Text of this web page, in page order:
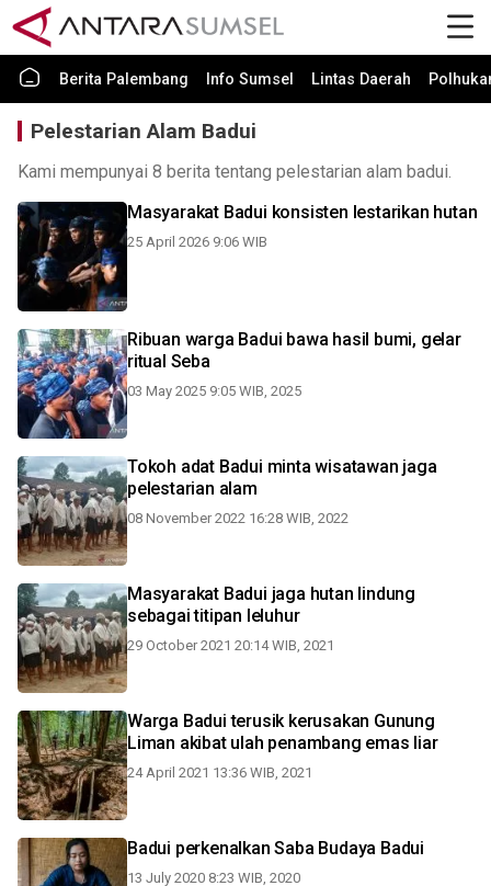
Berita Palembang Info Sumsel Lintas Daerah
Pelestarian Alam Badui
Kami mempunyai 8 berita tentang pelestarian alam badui.
Masyarakat Badui konsisten lestarikan hutan
25 April 2026 9:06 WIB
Ribuan warga Badui bawa hasil bumi, gelar
ritual Seba
03 May 2025 9:05 WIB, 2025
Tokoh adat Badui minta wisatawan jaga
pelestarian alam
08 November 2022 16:28 WIB, 2022
Masyarakat Badui jaga hutan lindung
sebagai titipan leluhur
29 October 2021 20:14 WIB, 2021
Warga Badui terusik kerusakan Gunung
Liman akibat ulah penambang emas liar
24 April 2021 13:36 WIB, 2021
Badui perkenalkan Saba Budaya Badui
13 July 2020 8:23 WIB, 2020